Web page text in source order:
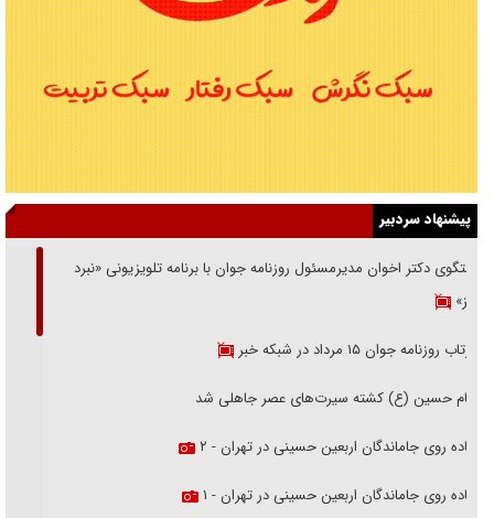
پیشنهاد سردبیر
گفتگوی دکتر اخوان مدیرمسئول روزنامه جوان با برنامه تلویزیونی «نبرد
هرمز»
بازتاب روزنامه جوان ۱۵ مرداد در شبکه خبر
امام حسین (ع) کشته سیرت‌های عصر جاهلی شد
پیاده روی جاماندگان اربعین حسینی در تهران - ۲
پیاده روی جاماندگان اربعین حسینی در تهران - ۱